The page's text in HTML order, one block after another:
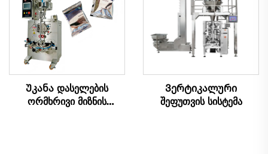
Უკანა დასელების
ორმხრივი მიზნის
Ვერტიკალური
შეფუთვის სისტემა